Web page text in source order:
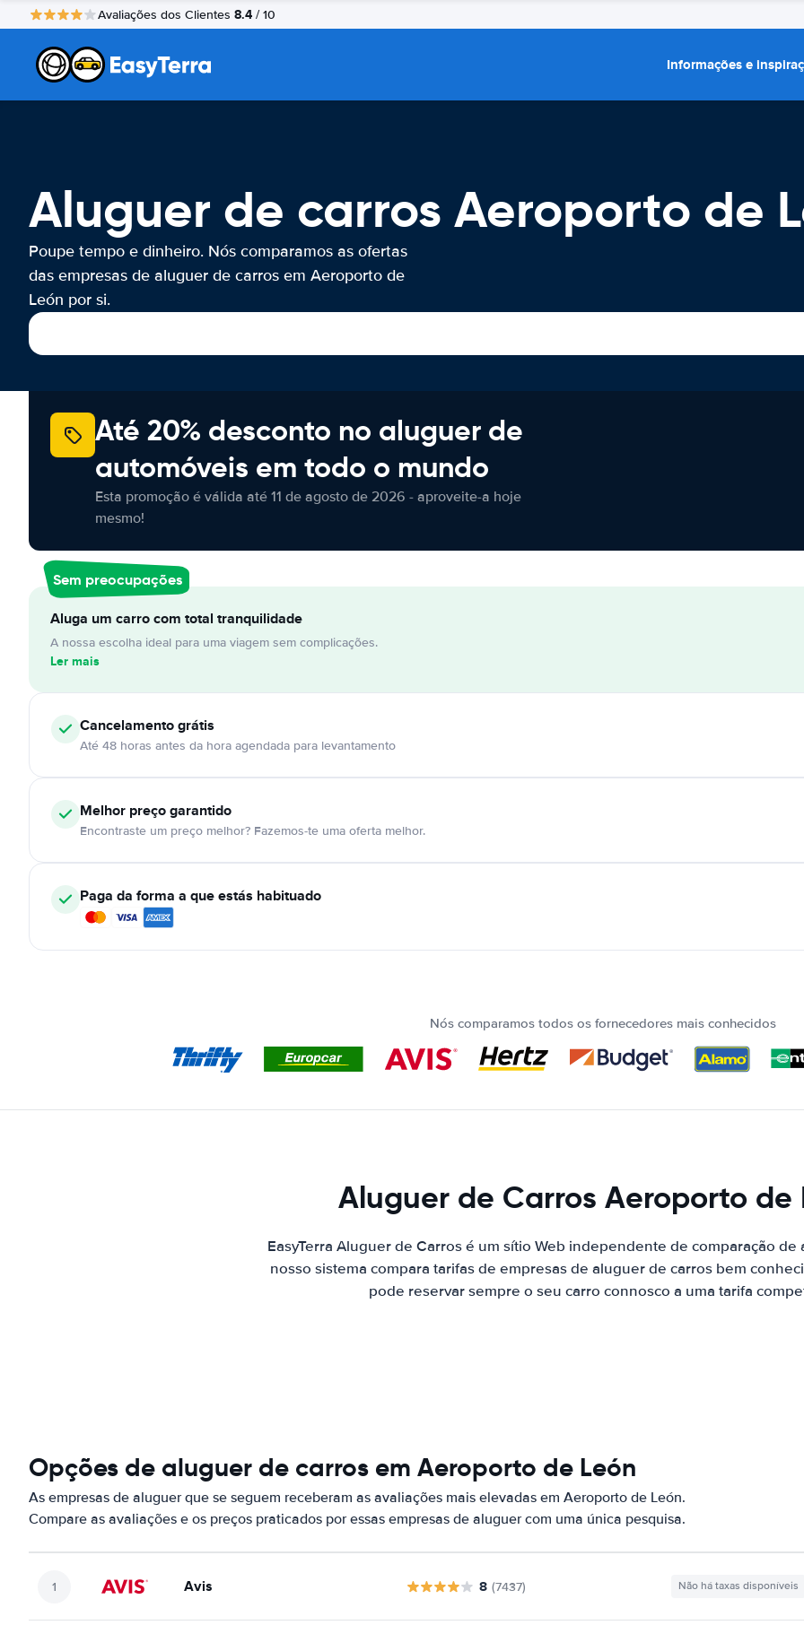
Avaliações dos Clientes 8.4 / 10
Informações e
Aluguer de carros Aeroporto de
Poupe tempo e dinheiro. Nós comparamos as ofertas
das empresas de aluguer de carros em Aeroporto de
León por si.
Até 20% desconto no aluguer de
automóveis em todo o mundo
Esta promoção é válida até 11 de agosto de 2026 - aproveite-a hoje
mesmo!
Sem preocupações
Aluga um carro com total tranquilidade
A nossa escolha ideal para uma viagem sem complicações.
Ler mais
Cancelamentográtis
Até 48 horas antes da hora agendada para levantamento
Melhor preço garantido
Encontraste um preço melhor? Fazemos-te uma oferta melhor.
Paga da forma a que estás habituado
Nós comparamos todos os fornecedores mais conhecidos
Aluguer de Carros Aeroporto de
EasyTerra Aluguer de Carros é um sítio Web independente de comparação de
nosso sistema compara tarifas de empresas de aluguer de carros bem
pode reservar sempre o seu carro connosco a uma tarifa
Opções de aluguer de carros em Aeroporto de León
As empresas de aluguer que se seguem receberam as avaliações mais elevadas em Aeroporto de León.
Compare as avaliações e os preços praticados por essas empresas de aluguer com uma única pesquisa.
Avis 8 (7437) Não há taxas disponíveis